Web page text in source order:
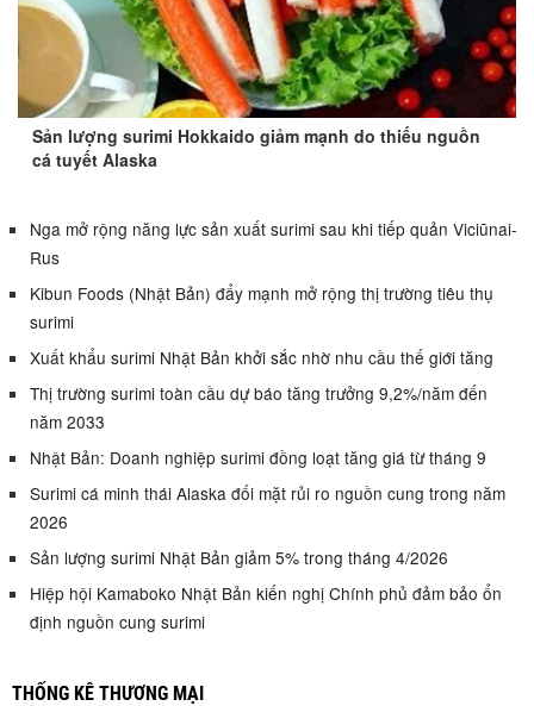
Sản lượng surimi Hokkaido giảm mạnh do thiếu nguồn
cá tuyết Alaska
Nga mở rộng năng lực sản xuất surimi sau khi tiếp quản Viciūnai-
Rus
Kibun Foods (Nhật Bản) đẩy mạnh mở rộng thị trường tiêu thụ
surimi
Xuất khẩu surimi Nhật Bản khởi sắc nhờ nhu cầu thế giới tăng
Thị trường surimi toàn cầu dự báo tăng trưởng 9,2%/năm đến
năm 2033
Nhật Bản: Doanh nghiệp surimi đồng loạt tăng giá từ tháng 9
Surimi cá minh thái Alaska đối mặt rủi ro nguồn cung trong năm
2026
Sản lượng surimi Nhật Bản giảm 5% trong tháng 4/2026
Hiệp hội Kamaboko Nhật Bản kiến nghị Chính phủ đảm bảo ổn
định nguồn cung surimi
THỐNG KÊ THƯƠNG MẠI